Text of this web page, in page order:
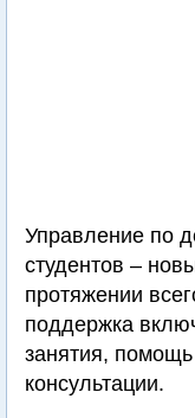
Управление по
студентов –
протяжении
поддержка
занятия, помощь
консультации.